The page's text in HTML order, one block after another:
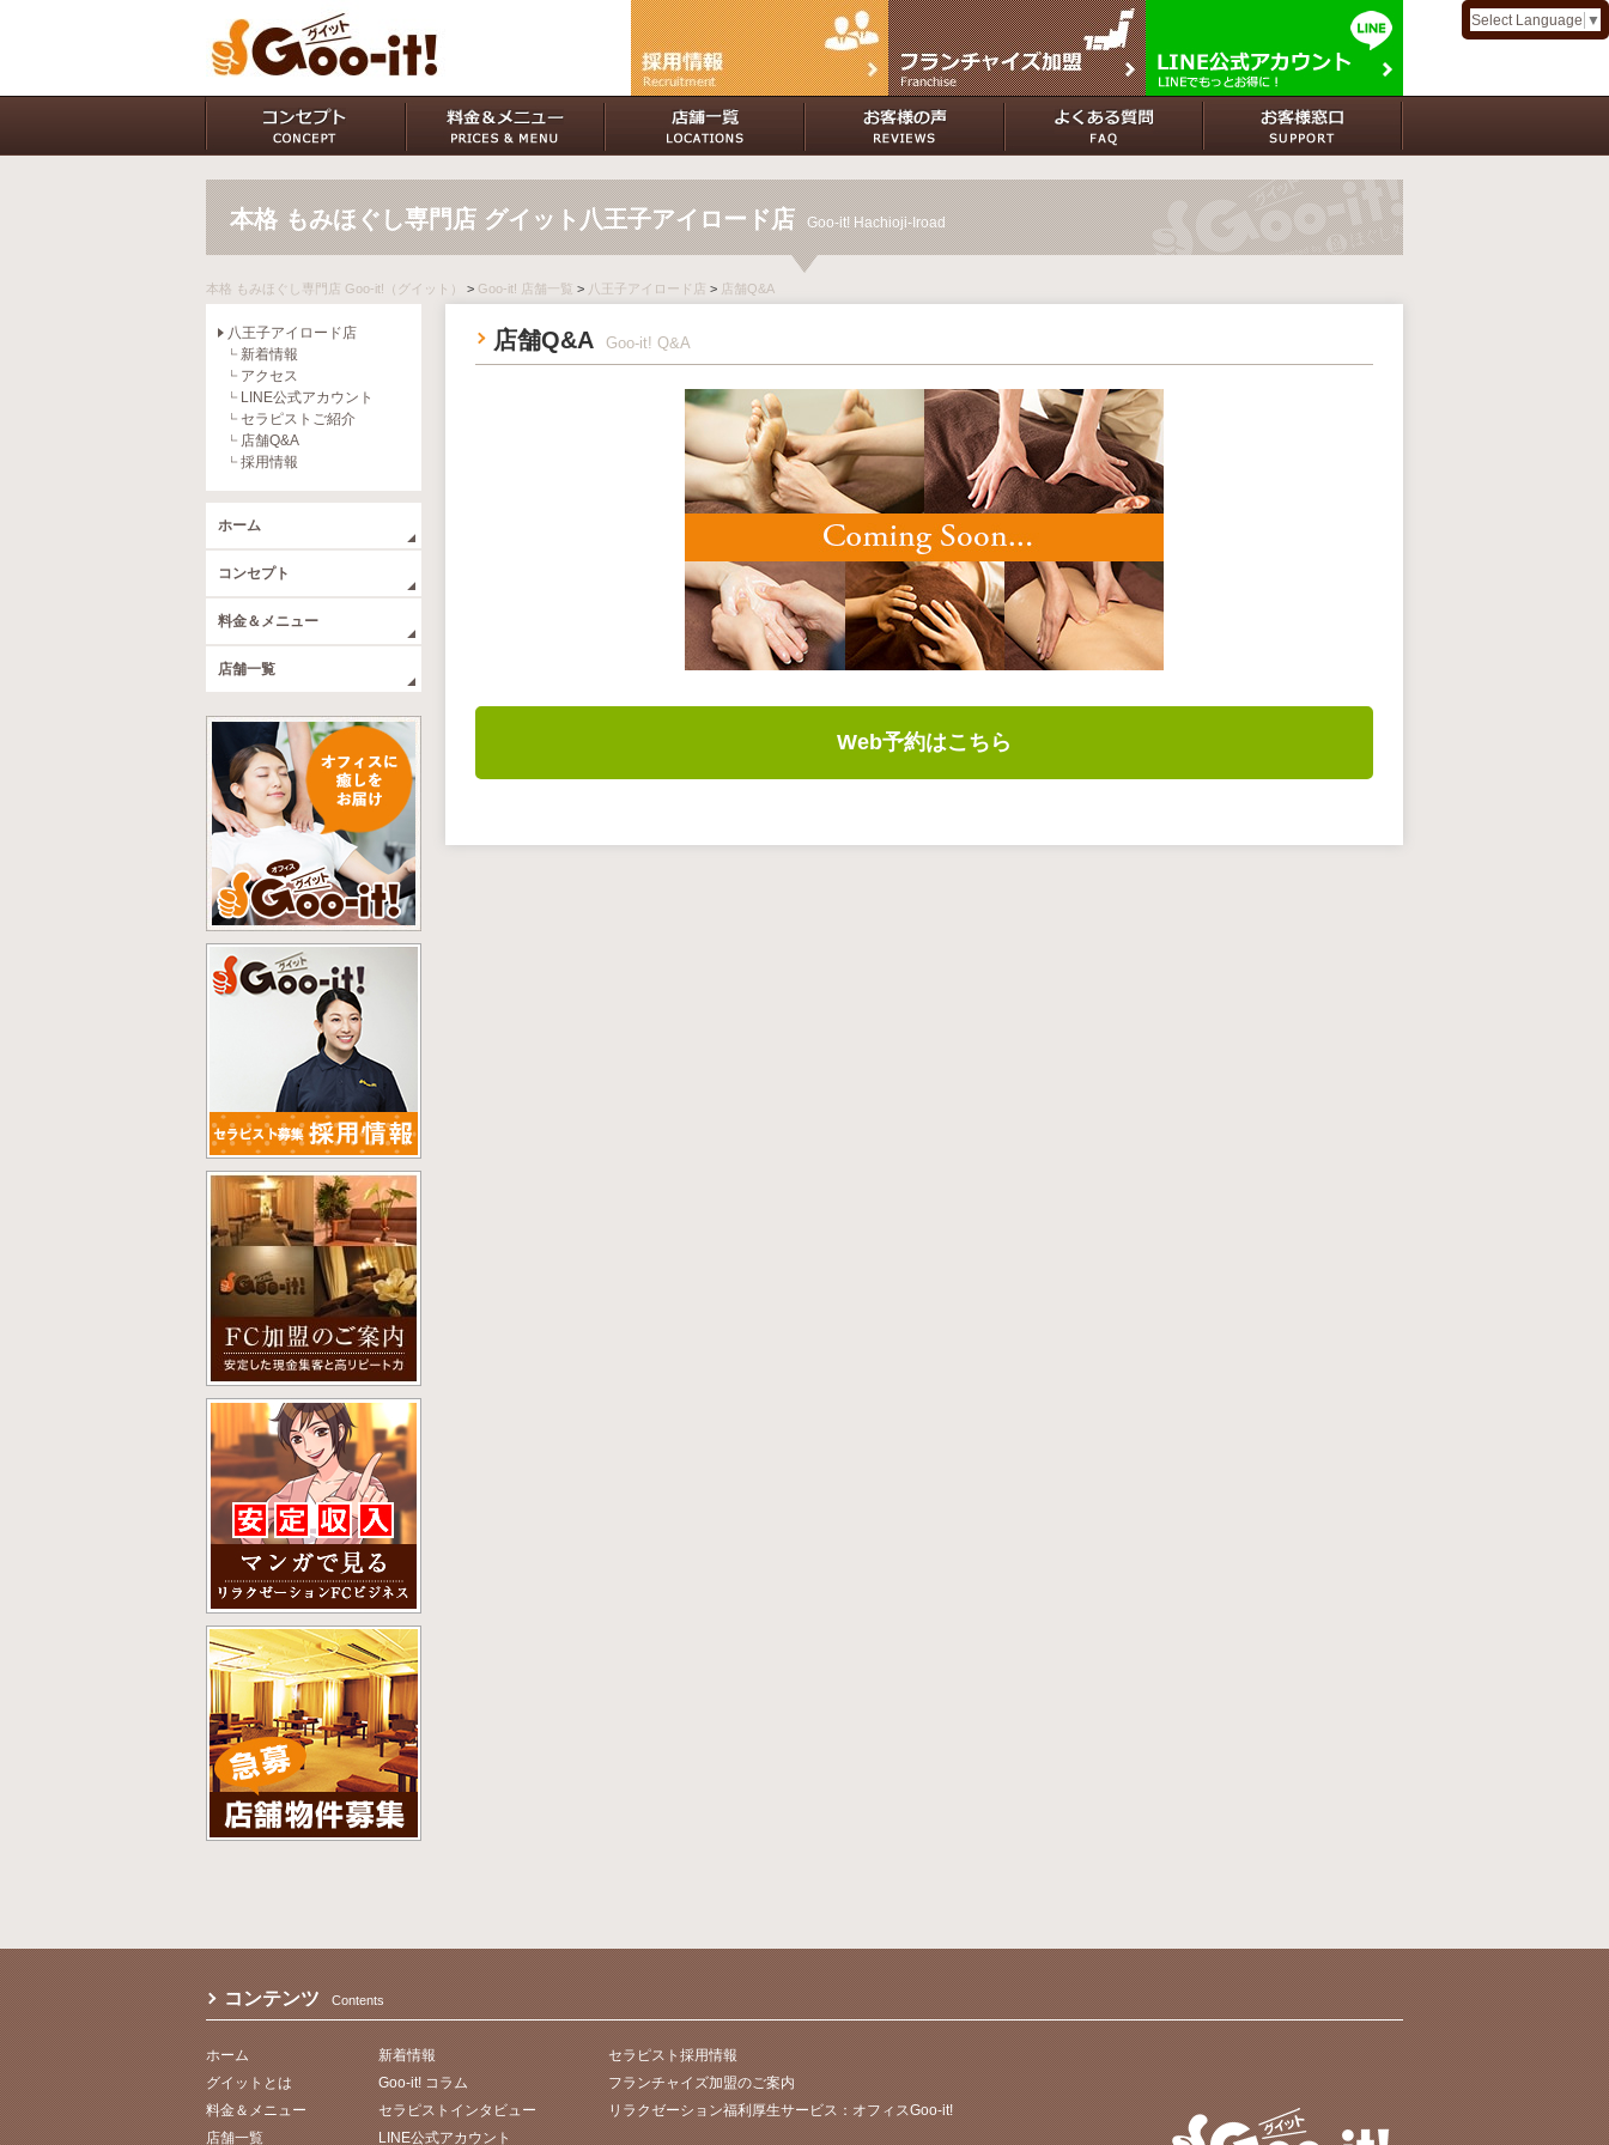
Select Language ▼
本格 もみほぐし専門店 グイット八王子アイロード店 Goo-it! Hachioji-Iroad
本格 もみほぐし専門店 Goo-it!（グイット） > Goo-it! 店舗一覧 > 八王子アイロード店 > 店舗Q&A
八王子アイロード店
新着情報
アクセス
LINE公式アカウント
セラピストご紹介
店舗Q&A
採用情報
ホーム
コンセプト
料金＆メニュー
店舗一覧
店舗Q&A Goo-it! Q&A
Web予約はこちら
コンテンツ Contents
ホーム
グイットとは
料金＆メニュー
店舗一覧
新着情報
Goo-it! コラム
セラピストインタビュー
LINE公式アカウント
セラピスト採用情報
フランチャイズ加盟のご案内
リラクゼーション福利厚生サービス：オフィスGoo-it!